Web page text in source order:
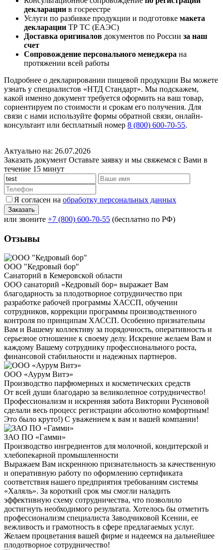
декларации в госреестре
Услуги по разбивке продукции и подготовке макета
декларации ТР ТС (ЕАЭС)
Доставка оригиналов документов по России за наш
счет
Сопровождение персонального менеджера на
протяжении всей работы
Подробнее о декларировании пищевой продукции Вы можете
узнать у специалистов «НТД Стандарт». Мы подскажем,
какой именно документ требуется оформить на ваш товар,
сориентируем по стоимости и срокам его получения. Для
связи с нами используйте формы обратной связи, онлайн-
консультант или бесплатный номер 8 (800) 600-70-55.
Актуально на: 26.07.2026
Заказать документ Оставьте заявку и мы свяжемся с Вами в
течение 15 минут
Я согласен на обработку персональных данных
или звоните +7 (800) 600-70-55 (бесплатно по РФ)
Отзывы
ООО "Кедровый бор"
Санаторий в Кемеровской области
ООО санаторий «Кедровый бор» выражает Вам
благодарность за плодотворное сотрудничество при
разработке рабочей программы ХАССП, обучении
сотрудников, коррекции программы производственного
контроля по принципам ХАССП. Особенно признательны
Вам и Вашему коллективу за порядочность, оперативность и
серьезное отношение к своему делу. Искренне желаем Вам и
каждому Вашему сотруднику профессионального роста,
финансовой стабильности и надежных партнеров.
ООО «Аурум Витэ»
Производство парфюмерных и косметических средств
От всей души благодарю за великолепное сотрудничество!
Профессионализм и искренняя забота Виктории Русиновой
сделали весь процесс регистрации абсолютно комфортным!
Это было круто!) С уважением к вам и вашей компании!
ЗАО ПО «Гамми»
Производство ингредиентов для молочной, кондитерской и
хлебопекарной промышленности
Выражаем Вам искреннюю признательность за качественную
и оперативную работу по оформлению сертификата
соответствия нашего предприятия требованиям системы
«Халяль». За короткий срок мы смогли наладить
эффективную схему сотрудничества, что позволило
достигнуть необходимого результата. Хотелось бы отметить
профессионализм специалиста Заводчиковой Ксении, ее
вежливость и грамотность в сфере предлагаемых услуг.
Желаем процветания вашей фирме и надеемся на дальнейшее
плодотворное сотрудничество!